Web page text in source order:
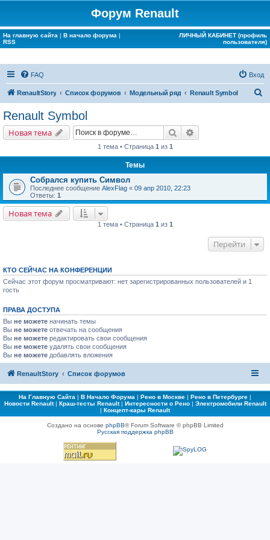
Форум Renault
На главную сайта | В начало форума |
RSS
ЛИЧНЫЙ КАБИНЕТ (профиль
пользователя)
FAQ Вход
RenaultStory Список форумов Модельный ряд Renault Symbol
Renault Symbol
Новая тема Поиск
1 тема • Страница 1 из 1
Темы
Собрался купить Символ
Последнее сообщение AlexFlag « 09 апр 2010, 22:23
Ответы: 1
Новая тема
1 тема • Страница 1 из 1
Перейти
КТО СЕЙЧАС НА КОНФЕРЕНЦИИ
Сейчас этот форум просматривают: нет зарегистрированных пользователей и 1
гость
ПРАВА ДОСТУПА
Вы не можете начинать темы
Вы не можете отвечать на сообщения
Вы не можете редактировать свои сообщения
Вы не можете удалять свои сообщения
Вы не можете добавлять вложения
RenaultStory Список форумов
На Главную Сайта | В Начало Форума | Рено в Москве | Рено в Петербурге |
Новости Renault| Краш-тесты Renault| Интересности о Рено| Электромобили Renault
| Концепт-кары Renault
Создано на основе phpBB® Forum Software © phpBB Limited
Русская поддержка phpBB